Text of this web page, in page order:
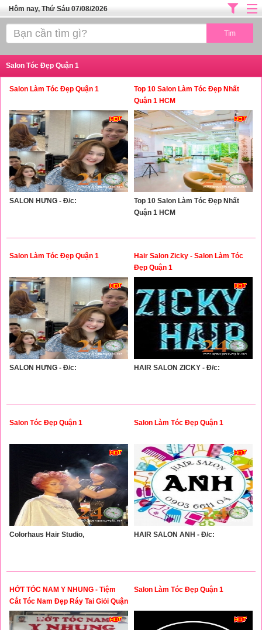
Hôm nay, Thứ Sáu 07/08/2026
Trang chủ
Salon Tóc - Tiệm Nail
TUYỂN DỤNG
Thể Dục Thẩm Mỹ
TOP SÀI GÒN
Mỹ Phẩm
Dịch Vụ Y Tế
Salon Tóc Đẹp Quận 1
Salon Làm Tóc Đẹp Quận 1
SALON HƯNG - Đ/c:
Top 10 Salon Làm Tóc Đẹp Nhất
Quận 1 HCM
Top 10 Salon Làm Tóc Đẹp Nhất
Quận 1 HCM
Salon Làm Tóc Đẹp Quận 1
SALON HƯNG - Đ/c:
Hair Salon Zicky - Salon Làm Tóc
Đẹp Quận 1
HAIR SALON ZICKY - Đ/c:
Salon Tóc Đẹp Quận 1
Colorhaus Hair Studio,
Salon Làm Tóc Đẹp Quận 1
HAIR SALON ANH - Đ/c:
HỚT TÓC NAM Y NHUNG - Tiệm
Cắt Tóc Nam Đẹp Ráy Tai Giỏi Quận
1 - Men's Haircuts and good earwax
distric 1
Salon Làm Tóc Đẹp Quận 1